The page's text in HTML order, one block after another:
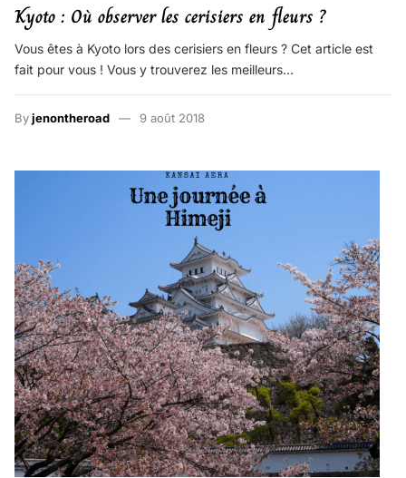
Kyoto : Où observer les cerisiers en fleurs ?
Vous êtes à Kyoto lors des cerisiers en fleurs ? Cet article est
fait pour vous ! Vous y trouverez les meilleurs…
Byjenontheroad 9 août 2018